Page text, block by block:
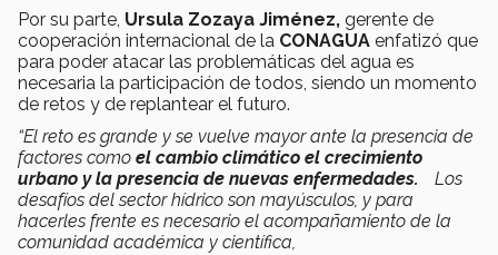
Por su parte, Ursula Zozaya Jiménez, gerente de
cooperación internacional de la CONAGUA enfatizó que
para poder atacar las problemáticas del agua es
necesaria la participación de todos, siendo un momento
de retos y de replantear el futuro.
“El reto es grande y se vuelve mayor ante la presencia de
factores como el cambio climático el crecimiento
urbano y la presencia de nuevas enfermedades.
Los
desafíos del sector hídrico son mayúsculos, y para
hacerles frente es necesario el acompañamiento de la
comunidad académica y científica,